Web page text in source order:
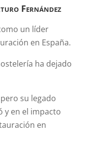
Fernández
un líder
en España.
ha dejado
su legado
y en el impacto
en